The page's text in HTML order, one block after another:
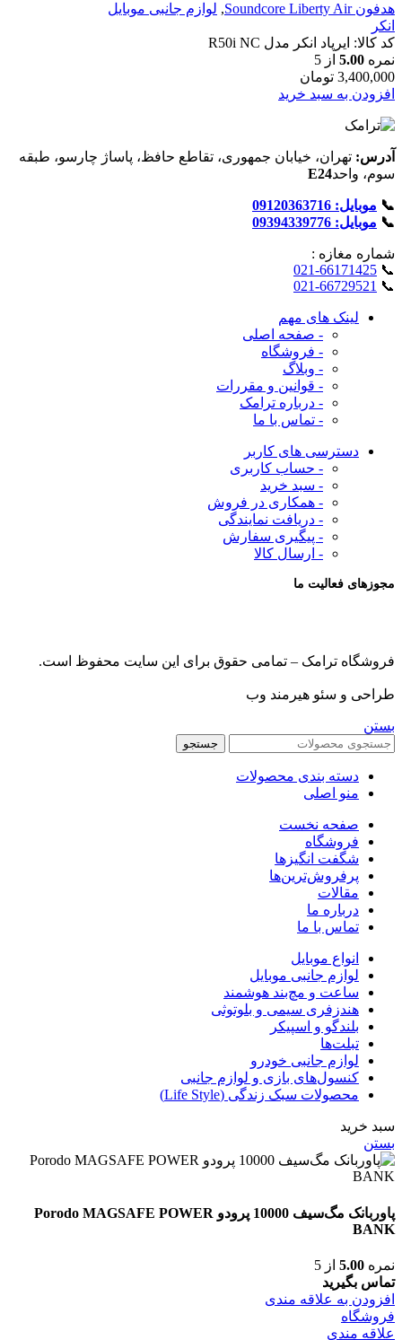
هدفون‌ Soundcore Liberty Air , لوازم جانبی موبایل
انکر
کد کالا: ایرپاد انکر مدل R50i NC
نمره 5.00 از 5
3,400,000 تومان
افزودن به سبد خرید
آدرس: تهران، خیابان جمهوری، تقاطع حافظ، پاساژ چارسو، طبقه
سوم، واحدE24
📞 موبایل: 09120363716
📞 موبایل: 09394339776
شماره‌ مغازه :
📞
021-66171425
📞
021-66729521
لینک های مهم
- صفحه اصلی
- فروشگاه
- وبلاگ
- قوانین و مقررات
- درباره ترامک
- تماس با ما
دسترسی های کاربر
- حساب کاربری
- سبد خرید
- همکاری در فروش
- دریافت نمایندگی
- پیگیری سفارش
- ارسال کالا
مجوزهای فعالیت ما
فروشگاه ترامک – تمامی حقوق برای این سایت محفوظ است.
طراحی و سئو هیرمند وب
بستن
جستجو
دسته بندی محصولات
منو اصلی
صفحه نخست
فروشگاه
شگفت انگیزها
پرفروش‌ترین‌ها
مقالات
درباره ما
تماس با ما
انواع موبایل
لوازم جانبی موبایل
ساعت و مچ‌بند هوشمند
هندزفری سیمی و بلوتوثی
بلندگو و اسپیکر
تبلت‌ها
لوازم جانبی خودرو
کنسول‌های بازی و لوازم جانبی
محصولات سبک زندگی (Life Style)
سبد خرید
بستن
پاوربانک مگ‌سیف 10000 پرودو Porodo MAGSAFE POWER
BANK
نمره 5.00 از 5
تماس بگیرید
افزودن به علاقه مندی
فروشگاه
علاقه مندی